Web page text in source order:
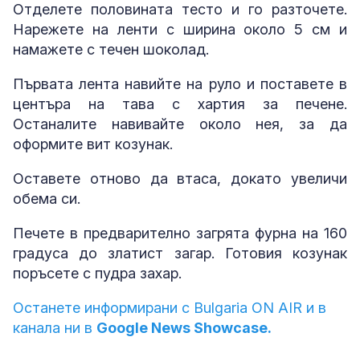
Отделете половината тесто и го разточете.
Нарежете на ленти с ширина около 5 см и
намажете с течен шоколад.
Първата лента навийте на руло и поставете в
центъра на тава с хартия за печене.
Останалите навивайте около нея, за да
оформите вит козунак.
Оставете отново да втаса, докато увеличи
обема си.
Печете в предварително загрята фурна на 160
градуса до златист загар. Готовия козунак
поръсете с пудра захар.
Останете информирани с Bulgaria ON AIR и в
канала ни в Google News Showcase.